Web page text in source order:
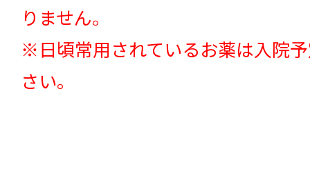
りません。
※日頃常用されているお薬は入院
さい。